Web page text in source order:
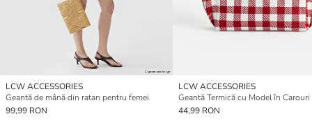
LCW ACCESSORIES
Geantă de mână din ratan pentru femei
99,99 RON
LCW ACCESSORIES
44,99 RON